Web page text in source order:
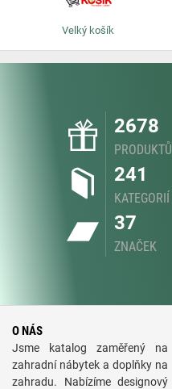
Velký košík
2678
PRODUKTŮ
241
KATEGORIÍ
37
ZNAČEK
O NÁS
Jsme katalog zaměřený na
zahradní nábytek a doplňky na
zahradu. Nabízíme designový